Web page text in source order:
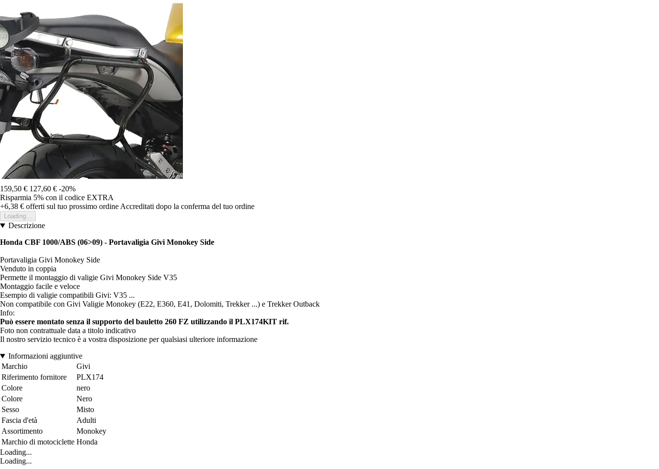
159,50 € 127,60 € -20%
Risparmia 5% con il codice EXTRA
+6,38 € offerti sul tuo prossimo ordine Accreditati dopo la conferma del tuo ordine
Loading...
Descrizione
Honda CBF 1000/ABS (06>09) - Portavaligia Givi Monokey Side
Portavaligia Givi Monokey Side
Venduto in coppia
Permette il montaggio di valigie Givi Monokey Side V35
Montaggio facile e veloce
Esempio di valigie compatibili Givi: V35 ...
Non compatibile con Givi Valigie Monokey (E22, E360, E41, Dolomiti, Trekker ...) e Trekker Outback
Info:
Può essere montato senza il supporto del bauletto 260 FZ utilizzando il PLX174KIT rif.
Foto non contrattuale data a titolo indicativo
Il nostro servizio tecnico è a vostra disposizione per qualsiasi ulteriore informazione
Informazioni aggiuntive
Marchio
Givi
Riferimento fornitore
PLX174
Colore
nero
Colore
Nero
Sesso
Misto
Fascia d'età
Adulti
Assortimento
Monokey
Marchio di motociclette Honda
Loading...
Loading...